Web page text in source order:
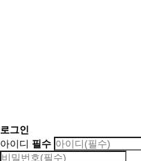
로그인
아이디 필수